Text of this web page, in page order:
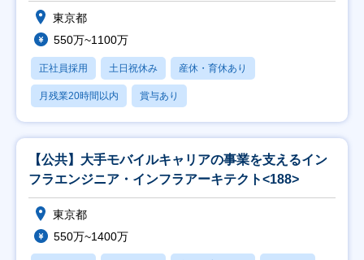
東京都
550万~1100万
正社員採用 土日祝休み 産休・育休あり
月残業20時間以内 賞与あり
【公共】大手モバイルキャリアの事業を支えるイン
フラエンジニア・インフラアーキテクト<188>
東京都
550万~1400万